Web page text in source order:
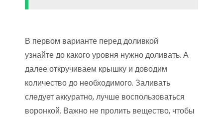
В первом варианте перед доливкой
узнайте до какого уровня нужно доливать. А
далее откручиваем крышку и доводим
количество до необходимого. Заливать
следует аккуратно, лучше воспользоваться
воронкой. Важно не пролить вещество, чтобы